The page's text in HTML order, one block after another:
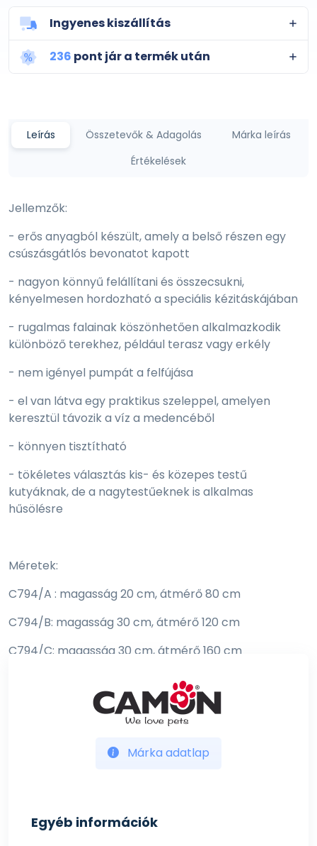
Ingyenes kiszállítás
236 pont jár a termék után
Leírás Összetevők & Adagolás
Márka leírás
Értékelések
Jellemzők:
- erős anyagból készült, amely a belső részen egy
csúszásgátlós bevonatot kapott
- nagyon könnyű felállítani és összecsukni,
kényelmesen hordozható a speciális kézitáskájában
- rugalmas falainak köszönhetően alkalmazkodik
különböző terekhez, például terasz vagy erkély
- nem igényel pumpát a felfújása
- el van látva egy praktikus szeleppel, amelyen
keresztül távozik a víz a medencéből
- könnyen tisztítható
- tökéletes választás kis- és közepes testű
kutyáknak, de a nagytestűeknek is alkalmas
hűsölésre
Méretek:
C794/A : magasság 20 cm, átmérő 80 cm
C794/B: magasság 30 cm, átmérő 120 cm
C794/C: magasság 30 cm, átmérő 160 cm
FIGYELMEZTETÉS!!!
számára! Ne hagyja kedvencét felügyelet nélkül a
sérülésekre nem áll módunkban garanciát vállalni.
Márka adatlap
Egyéb információk